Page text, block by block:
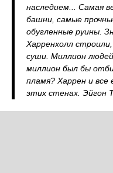
наследием... Самая
башни, самые
обугленные руины.
Харренхолл
суши. Миллион
миллион был бы
пламя? Харрен и все
этих стенах. Эйгон